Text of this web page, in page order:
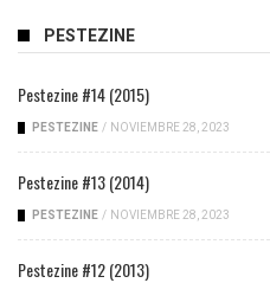
PESTEZINE
Pestezine #14 (2015)
PESTEZINE / NOVIEMBRE 28, 2023
Pestezine #13 (2014)
PESTEZINE / NOVIEMBRE 28, 2023
Pestezine #12 (2013)